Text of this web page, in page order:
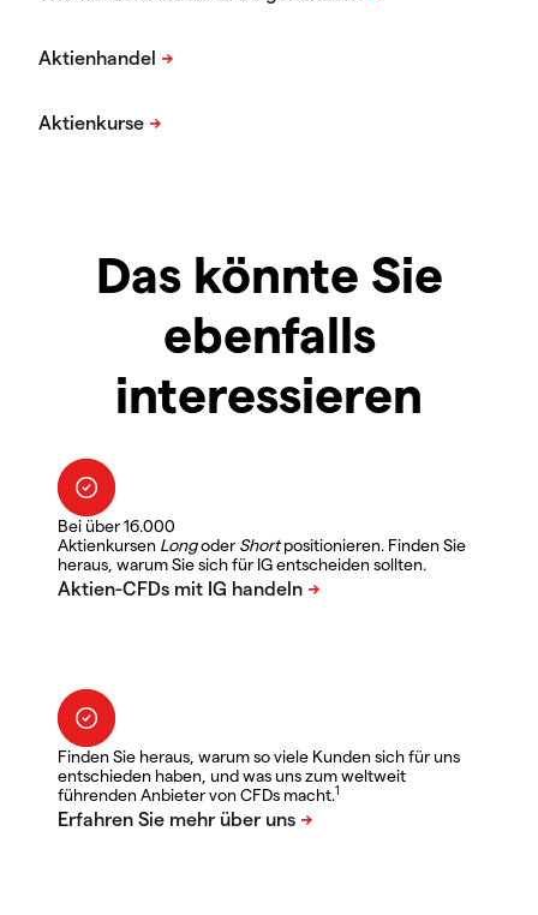
Das könnte Sie
ebenfalls
interessieren
Bei über 16.000
Aktienkursen LongoderShortpositionieren. Finden Sie
heraus, warum Sie sich für IG entscheiden sollten.
Finden Sie heraus, warum so viele Kunden sich für uns
entschieden haben, und was uns zum weltweit
führenden Anbieter von CFDs macht.1